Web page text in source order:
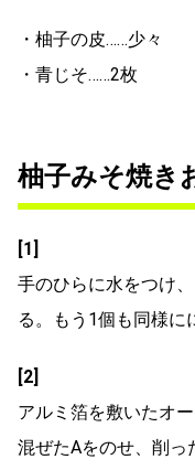
・柚子の皮……少々
・青じそ……2枚
柚子みそ焼き
[1]
手のひらに水をつけ
る。もう1個も同様に
[2]
アルミ箔を敷いたオ
混ぜたAをのせ、削っ